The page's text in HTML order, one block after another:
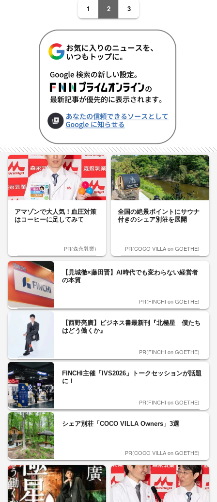
1 2 3
アマゾンで大人気！血圧対策
はコーヒーに足してみて
PR(森永乳業)
全国の絶景ポイントにサウナ
付きのシェア別荘を展開
PR(COCO VILLA on GOETHE)
【見城徹×藤田晋】AI時代でも変わらない経営者
の本質
PR(FINCHI on GOETHE)
【西野亮廣】ビジネス書最新刊『北極星 僕たち
はどう働くか』
PR(FINCHI on GOETHE)
FINCHI主催「IVS2026」トークセッションが話題
に！
PR(FINCHI on GOETHE)
シェア別荘「COCO VILLA Owners」3選
PR(COCO VILLA on GOETHE)